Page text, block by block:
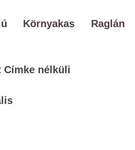
Környakas Raglán
Címke nélküli